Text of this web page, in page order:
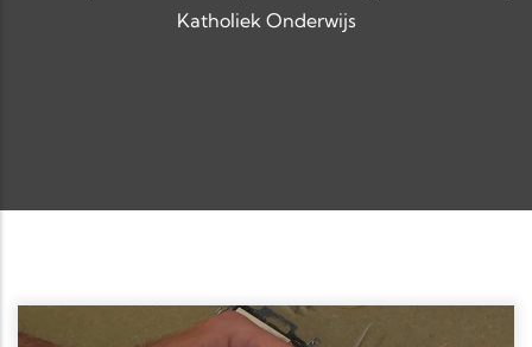
Katholiek Onderwijs